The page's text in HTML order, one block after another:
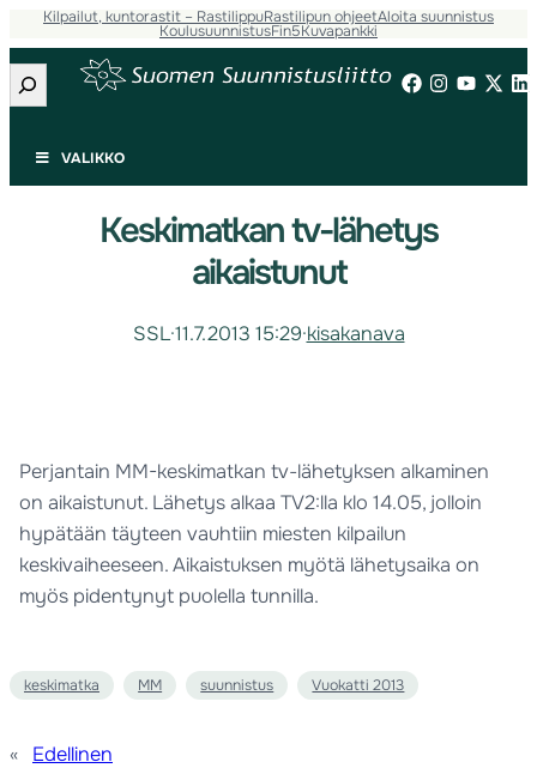
Kilpailut, kuntorastit – RastilippuRastilipun ohjeetAloita suunnistus
KoulusuunnistusFin5Kuvapankki
Etsi
VALIKKO
Keskimatkan tv-lähetys
aikaistunut
SSL·11.7.2013 15:29·kisakanava
Perjantain MM-keskimatkan tv-lähetyksen alkaminen
on aikaistunut. Lähetys alkaa TV2:lla klo 14.05, jolloin
hypätään täyteen vauhtiin miesten kilpailun
keskivaiheeseen. Aikaistuksen myötä lähetysaika on
myös pidentynyt puolella tunnilla.
keskimatka MM suunnistus Vuokatti 2013
«
Edellinen